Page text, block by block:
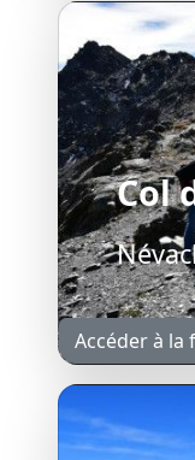
Col
Accéder à la